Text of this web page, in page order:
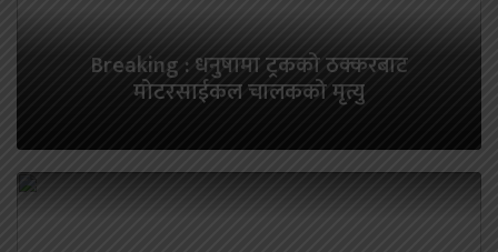
Breaking : धनुषामा ट्रकको ठक्करबाट
मोटरसाईकल चालकको मृत्यु